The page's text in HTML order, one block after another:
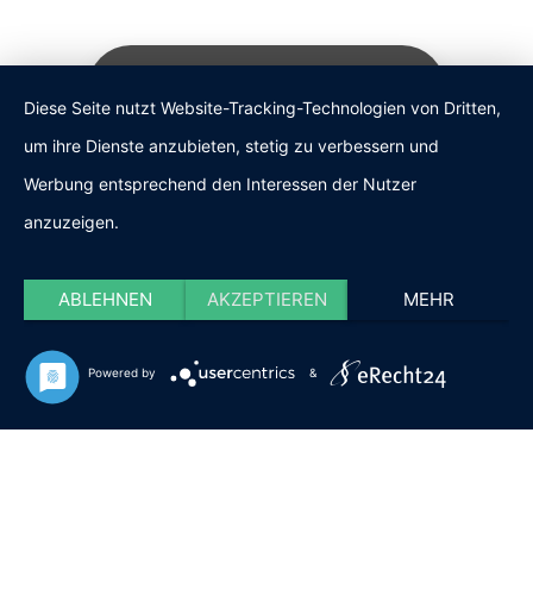
FOLGE BÜROMÖBEL
Diese Seite nutzt Website-Tracking-Technologien von Dritten,
um ihre Dienste anzubieten, stetig zu verbessern und
Werbung entsprechend den Interessen der Nutzer
anzuzeigen.
ABLEHNEN AKZEPTIEREN MEHR
Powered by &